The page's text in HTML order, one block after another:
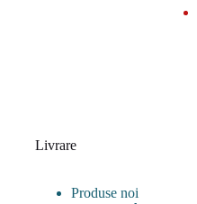
Livrare
Produse noi